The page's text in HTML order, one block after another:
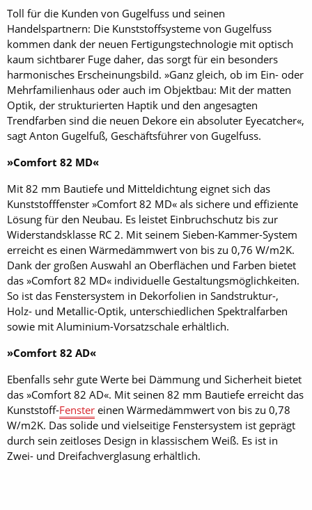
Toll für die Kunden von Gugelfuss und seinen
Handelspartnern: Die Kunststoffsysteme von Gugelfuss
kommen dank der neuen Fertigungstechnologie mit optisch
kaum sichtbarer Fuge daher, das sorgt für ein besonders
harmonisches Erscheinungsbild. »Ganz gleich, ob im Ein- oder
Mehrfamilienhaus oder auch im Objektbau: Mit der matten
Optik, der strukturierten Haptik und den angesagten
Trendfarben sind die neuen Dekore ein absoluter Eyecatcher«,
sagt Anton Gugelfuß, Geschäftsführer von Gugelfuss.
»Comfort 82 MD«
Mit 82 mm Bautiefe und Mitteldichtung eignet sich das
Kunststofffenster »Comfort 82 MD« als sichere und effiziente
Lösung für den Neubau. Es leistet Einbruchschutz bis zur
Widerstandsklasse RC 2. Mit seinem Sieben-Kammer-System
erreicht es einen Wärmedämmwert von bis zu 0,76 W/m2K.
Dank der großen Auswahl an Oberflächen und Farben bietet
das »Comfort 82 MD« individuelle Gestaltungsmöglichkeiten.
So ist das Fenstersystem in Dekorfolien in Sandstruktur-,
Holz- und Metallic-Optik, unterschiedlichen Spektralfarben
sowie mit Aluminium-Vorsatzschale erhältlich.
»Comfort 82 AD«
Ebenfalls sehr gute Werte bei Dämmung und Sicherheit bietet
das »Comfort 82 AD«. Mit seinen 82 mm Bautiefe erreicht das
Kunststoff-Fenster einen Wärmedämmwert von bis zu 0,78
W/m2K. Das solide und vielseitige Fenstersystem ist geprägt
durch sein zeitloses Design in klassischem Weiß. Es ist in
Zwei- und Dreifachverglasung erhältlich.